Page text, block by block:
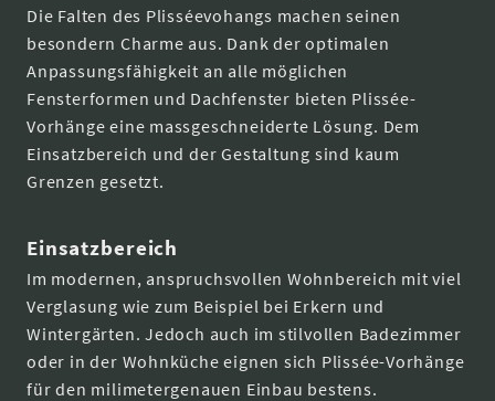
Die Falten des Plisséevohangs machen seinen
besondern Charme aus. Dank der optimalen
Anpassungsfähigkeit an alle möglichen
Fensterformen und Dachfenster bieten Plissée-
Vorhänge eine massgeschneiderte Lösung. Dem
Einsatzbereich und der Gestaltung sind kaum
Grenzen gesetzt.
Einsatzbereich
Im modernen, anspruchsvollen Wohnbereich mit viel
Verglasung wie zum Beispiel bei Erkern und
Wintergärten. Jedoch auch im stilvollen Badezimmer
oder in der Wohnküche eignen sich Plissée-Vorhänge
für den milimetergenauen Einbau bestens.